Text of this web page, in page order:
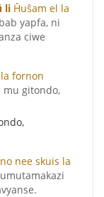
li Ĥuŝam el la
yapfa, ni
ciwe
fornon
mu gitondo,
nee skuis la